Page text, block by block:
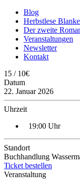
Blog
Herbstlese
Der zweite
Veranstaltungen
Newsletter
Kontakt
15 / 10€
Datum
22. Januar 2026
Uhrzeit
19:00 Uhr
Standort
Buchhandlung
Ticket bestellen
Veranstaltung